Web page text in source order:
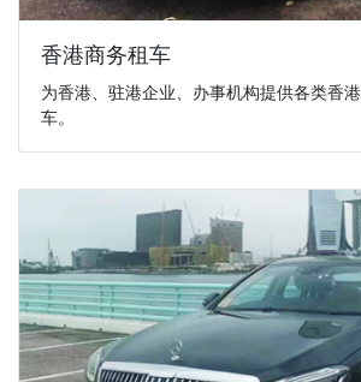
香港商务租车
为香港、驻港企业、办事机构提供各类香
车。